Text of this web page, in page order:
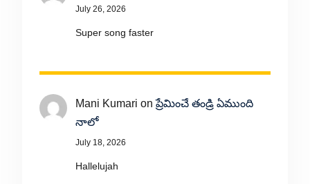
July 26, 2026
Super song faster
Mani Kumari onప్రేమించే తండ్రి ఏముంది
నాలో
July 18, 2026
Hallelujah